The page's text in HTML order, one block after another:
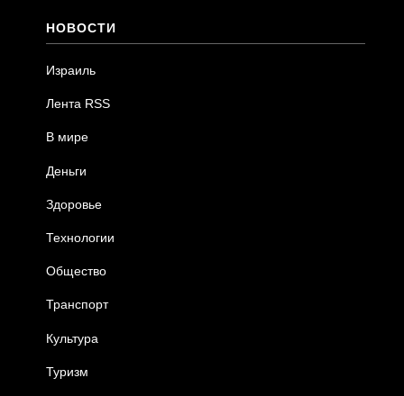
НОВОСТИ
Израиль
Лента RSS
В мире
Деньги
Здоровье
Технологии
Общество
Транспорт
Культура
Туризм